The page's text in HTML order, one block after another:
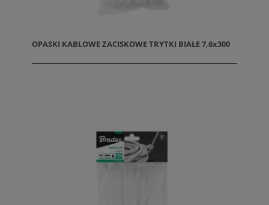
OPASKI KABLOWE ZACISKOWE TRYTKI BIAŁE 7,6x300